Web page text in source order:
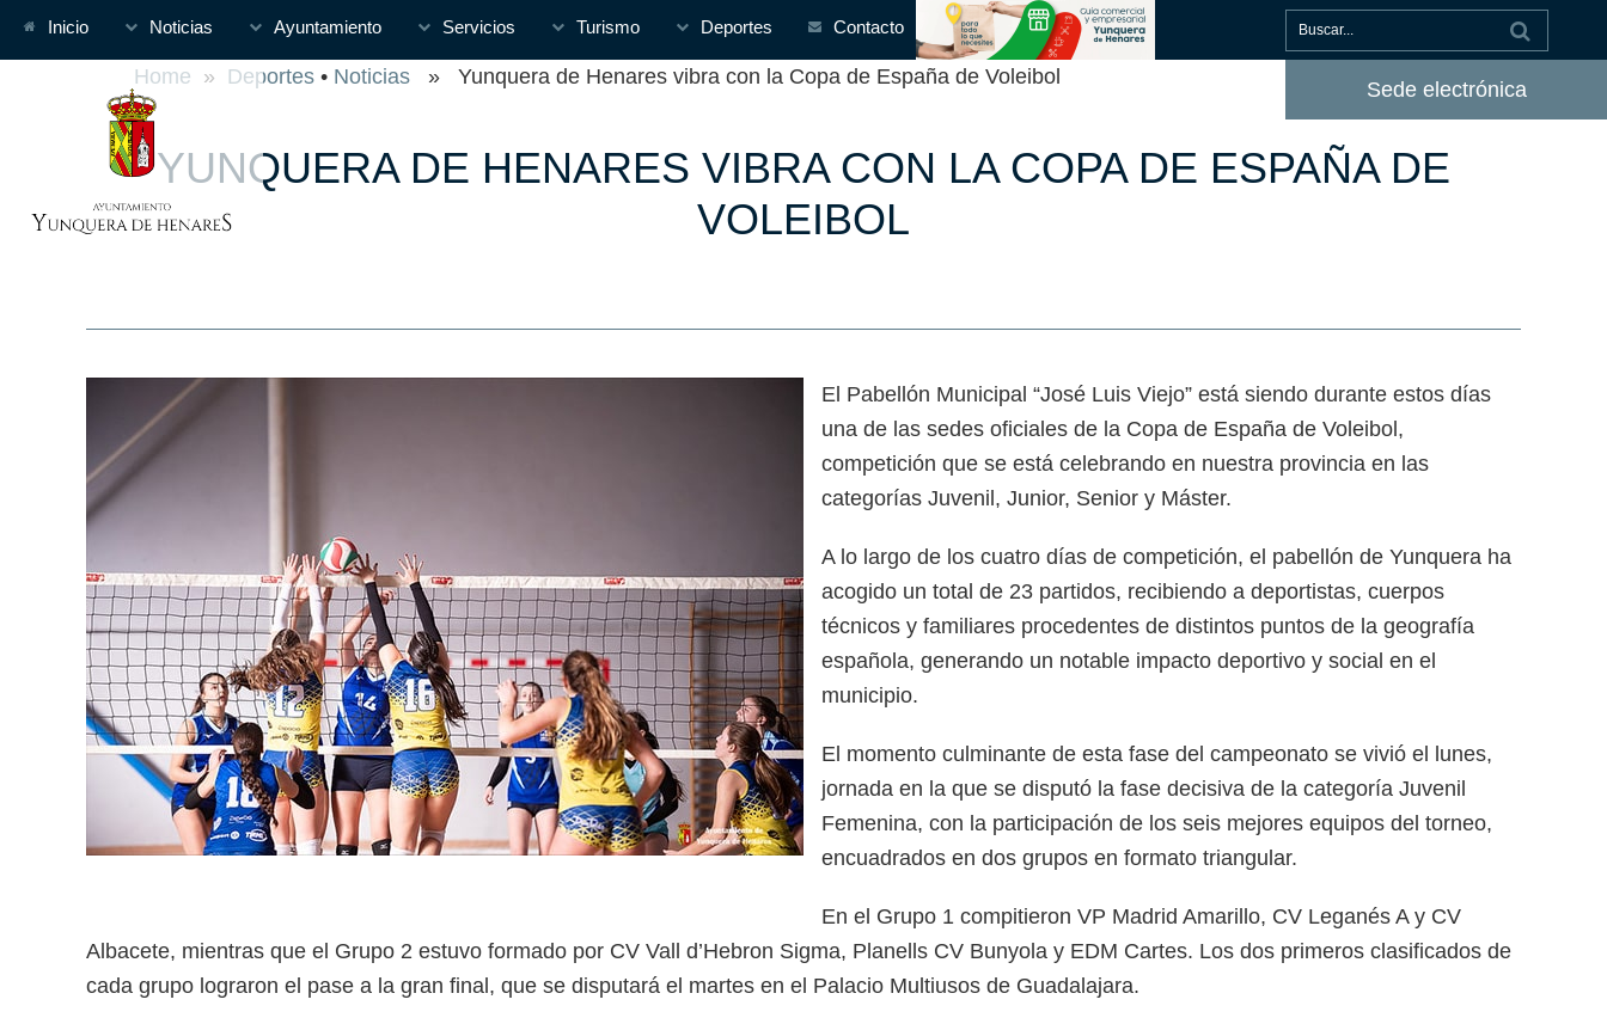
Inicio Noticias Ayuntamiento Servicios Turismo Deportes Contacto
Sede electrónica
Home » Deportes • Noticias » Yunquera de Henares vibra con la Copa de España de Voleibol
YUNQUERA DE HENARES VIBRA CON LA COPA DE ESPAÑA DE
VOLEIBOL
El Pabellón Municipal “José Luis Viejo” está siendo durante estos días
una de las sedes oficiales de la Copa de España de Voleibol,
competición que se está celebrando en nuestra provincia en las
categorías Juvenil, Junior, Senior y Máster.
A lo largo de los cuatro días de competición, el pabellón de Yunquera ha
acogido un total de 23 partidos, recibiendo a deportistas, cuerpos
técnicos y familiares procedentes de distintos puntos de la geografía
española, generando un notable impacto deportivo y social en el
municipio.
El momento culminante de esta fase del campeonato se vivió el lunes,
jornada en la que se disputó la fase decisiva de la categoría Juvenil
Femenina, con la participación de los seis mejores equipos del torneo,
encuadrados en dos grupos en formato triangular.
En el Grupo 1 compitieron VP Madrid Amarillo, CV Leganés A y CV
Albacete, mientras que el Grupo 2 estuvo formado por CV Vall d’Hebron Sigma, Planells CV Bunyola y EDM Cartes. Los dos primeros clasificados de
cada grupo lograron el pase a la gran final, que se disputará el martes en el Palacio Multiusos de Guadalajara.